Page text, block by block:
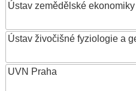
Ústav zemědělské
Ústav živočišné fyziologie a
UVN Praha